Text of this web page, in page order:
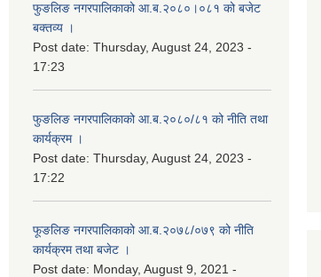
फुङलिङ नगरपालिकाको आ.ब.२०८०।०८१ को बजेट
बक्तव्य ।
Post date: Thursday, August 24, 2023 -
17:23
फुङलिङ नगरपालिकाको आ.ब.२०८०/८१ को नीति तथा
कार्यक्रम ।
Post date: Thursday, August 24, 2023 -
17:22
फूङलिङ नगरपालिकाको आ.ब.२०७८/०७९ को नीति
कार्यक्रम तथा बजेट ।
Post date: Monday, August 9, 2021 -